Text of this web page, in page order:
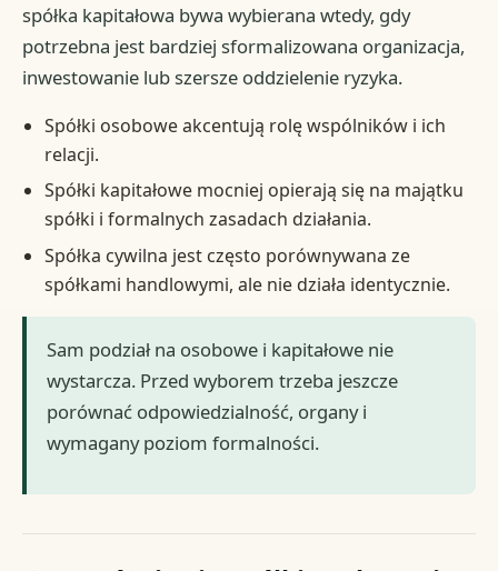
spółka kapitałowa bywa wybierana wtedy, gdy
potrzebna jest bardziej sformalizowana organizacja,
inwestowanie lub szersze oddzielenie ryzyka.
Spółki osobowe akcentują rolę wspólników i ich
relacji.
Spółki kapitałowe mocniej opierają się na majątku
spółki i formalnych zasadach działania.
Spółka cywilna jest często porównywana ze
spółkami handlowymi, ale nie działa identycznie.
Sam podział na osobowe i kapitałowe nie
wystarcza. Przed wyborem trzeba jeszcze
porównać odpowiedzialność, organy i
wymagany poziom formalności.